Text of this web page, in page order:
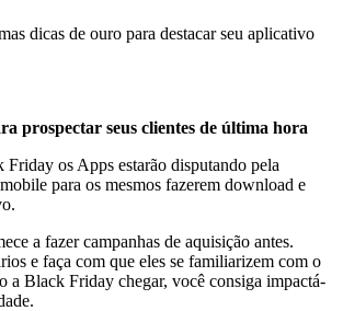
dicas de ouro para destacar seu aplicativo
prospectar seus clientes de última hora
Friday os Apps estarão disputando pela
para os mesmos fazerem download e
a fazer campanhas de aquisição antes.
e faça com que eles se familiarizem com o
a Black Friday chegar, você consiga impactá-